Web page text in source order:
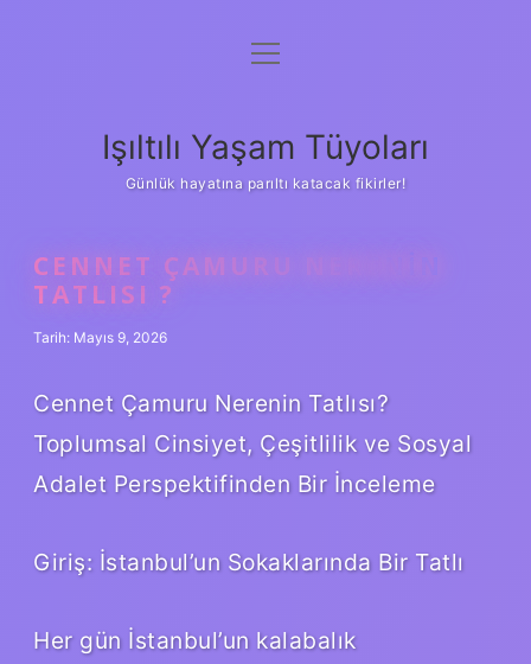
Anasayfa
Yasal Uyarı
menüyü
Işıltılı Yaşam Tüyoları
Günlük hayatına parıltı katacak fikirler!
CENNET ÇAMURU NERENIN
TATLISI ?
Tarih: Mayıs 9, 2026
Cennet Çamuru Nerenin Tatlısı?
Toplumsal Cinsiyet, Çeşitlilik ve Sosyal
Adalet Perspektifinden Bir İnceleme
Giriş: İstanbul’un Sokaklarında Bir Tatlı
Her gün İstanbul’un kalabalık